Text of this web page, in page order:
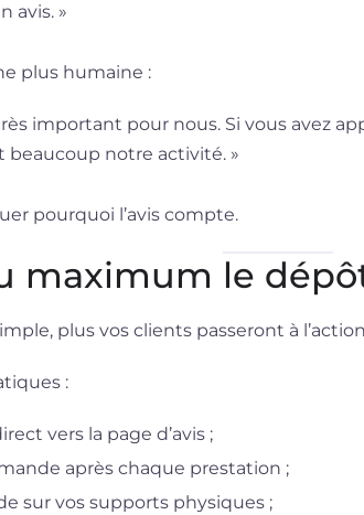
avis. »
plus humaine :
important pour nous. Si vous avez
beaucoup notre activité. »
pourquoi l’avis compte.
maximum le
plus vos clients passeront à
:
vers la page d’avis ;
après chaque prestation ;
sur vos supports physiques ;